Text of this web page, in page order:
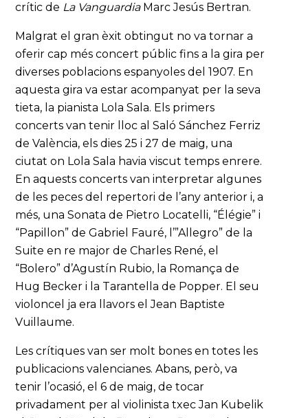
crític de La VanguardiaMarc Jesús Bertran.
Malgrat el gran èxit obtingut no va tornar a
oferir cap més concert públic fins a la gira per
diverses poblacions espanyoles del 1907. En
aquesta gira va estar acompanyat per la seva
tieta, la pianista Lola Sala. Els primers
concerts van tenir lloc al Saló Sánchez Ferriz
de València, els dies 25 i 27 de maig, una
ciutat on Lola Sala havia viscut temps enrere.
En aquests concerts van interpretar algunes
de les peces del repertori de l’any anterior i, a
més, una Sonata de Pietro Locatelli, “Élégie” i
“Papillon” de Gabriel Fauré, l’”Allegro” de la
Suite en re major de Charles René, el
“Bolero” d’Agustín Rubio, la Romança de
Hug Becker i la Tarantella de Popper. El seu
violoncel ja era llavors el Jean Baptiste
Vuillaume.
Les crítiques van ser molt bones en totes les
publicacions valencianes. Abans, però, va
tenir l’ocasió, el 6 de maig, de tocar
privadament per al violinista txec Jan Kubelik